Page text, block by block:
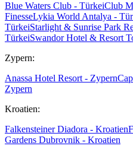
Blue Waters Club - TürkeiClub
FinesseLykia World Antalya -
TürkeiStarlight & Sunrise Park
TürkeiSwandor Hotel & Resort
Zypern:
Anassa Hotel Resort - Zypern
Zypern
Kroatien:
Falkensteiner Diadora - Kroatien
Gardens Dubrovnik - Kroatien